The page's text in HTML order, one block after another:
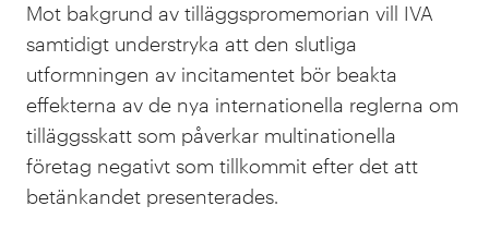
Mot bakgrund av tilläggspromemorian vill IVA
samtidigt understryka att den slutliga
utformningen av incitamentet bör beakta
effekterna av de nya internationella reglerna om
tilläggsskatt som påverkar multinationella
företag negativt som tillkommit efter det att
betänkandet presenterades.